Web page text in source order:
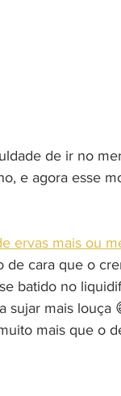
de ir no
e agora esse
ervas mais ou
cara que o
batido no
sujar mais louça
mais que o